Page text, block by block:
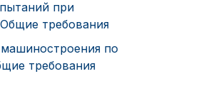
при
требования
по
требования